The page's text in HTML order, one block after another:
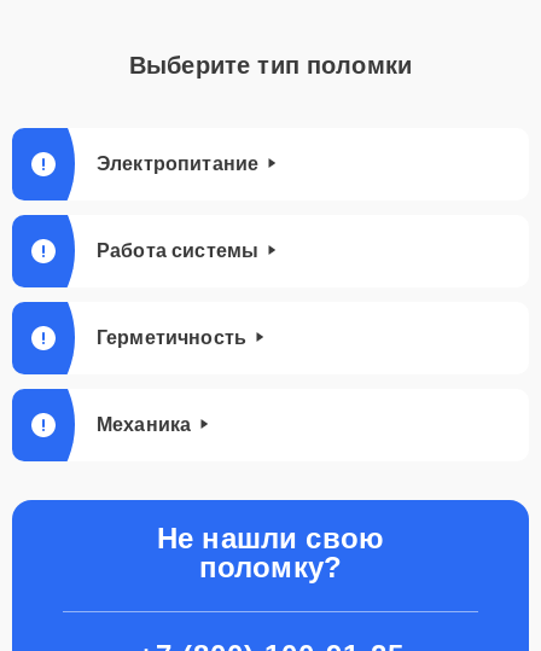
Выберите тип поломки
Электропитание
Работа системы
Герметичность
Механика
Не нашли свою
поломку?